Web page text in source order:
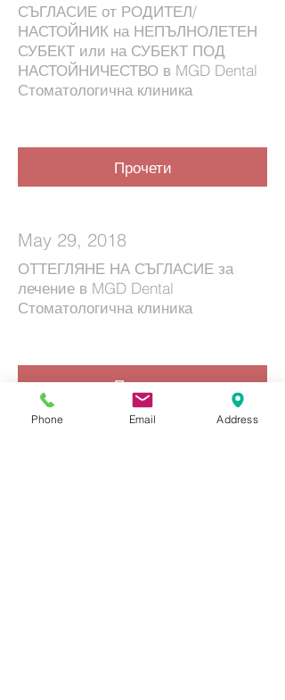
СЪГЛАСИЕ от РОДИТЕЛ/
НАСТОЙНИК на НЕПЪЛНОЛЕТЕН
СУБЕКТ или на СУБЕКТ ПОД
НАСТОЙНИЧЕСТВО в MGD Dental
Стоматологична клиника
Прочети
May 29, 2018
ОТТЕГЛЯНЕ НА СЪГЛАСИЕ за
лечение в MGD Dental
Стоматологична клиника
Прочети
Phone Email Address